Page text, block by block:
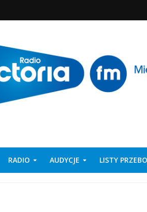
RADIO AUDYCJE LISTY